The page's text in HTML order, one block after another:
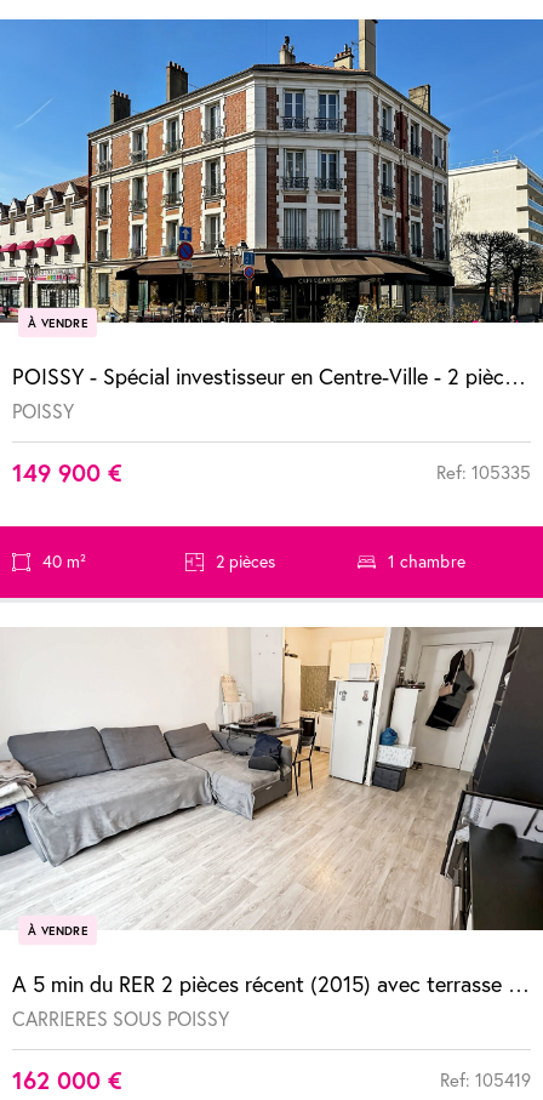
À VENDRE
POISSY - Spécial investisseur en Centre-Ville - 2 pièces vendu loué
POISSY
149 900 € Ref: 105335
40 m² 2 pièces 1 chambre
À VENDRE
A 5 min du RER 2 pièces récent (2015) avec terrasse et parking
CARRIERES SOUS POISSY
162 000 € Ref: 105419